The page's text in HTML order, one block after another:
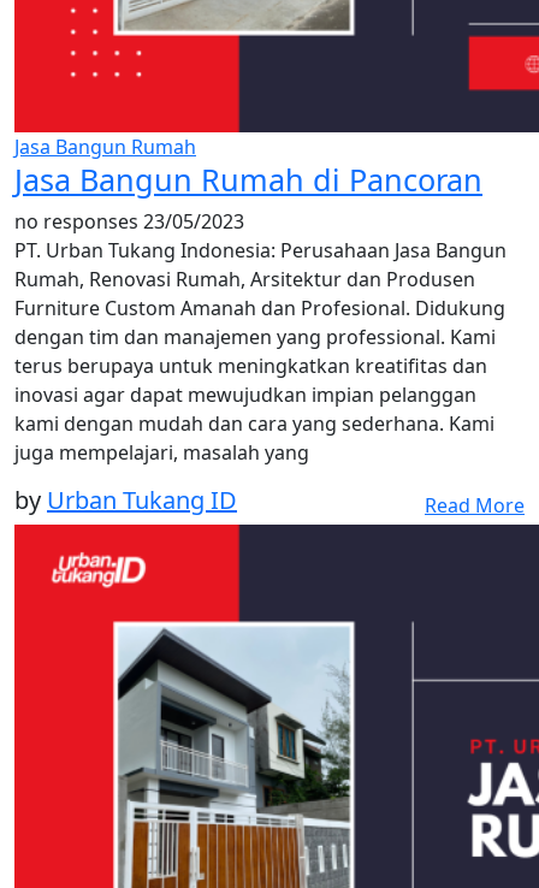
Jasa Bangun Rumah
Jasa Bangun Rumah di Pancoran
no responses 23/05/2023
PT. Urban Tukang Indonesia: Perusahaan Jasa Bangun
Rumah, Renovasi Rumah, Arsitektur dan Produsen
Furniture Custom Amanah dan Profesional. Didukung
dengan tim dan manajemen yang professional. Kami
terus berupaya untuk meningkatkan kreatifitas dan
inovasi agar dapat mewujudkan impian pelanggan
kami dengan mudah dan cara yang sederhana. Kami
juga mempelajari, masalah yang
by Urban Tukang ID Read More